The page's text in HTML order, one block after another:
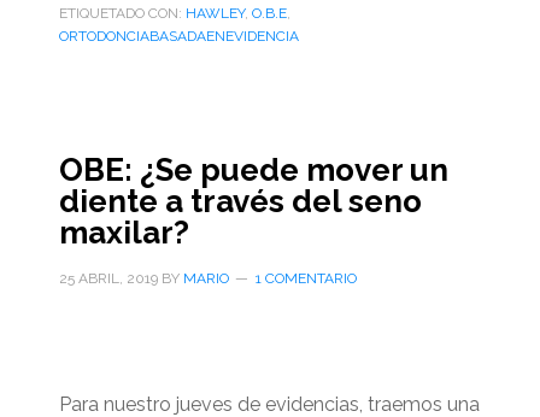
ETIQUETADO CON: HAWLEY, O.B.E,
ORTODONCIABASADAENEVIDENCIA
OBE: ¿Se puede mover un
diente a través del seno
maxilar?
25 ABRIL, 2019BY MARIO 1 COMENTARIO
Para nuestro jueves de evidencias, traemos una